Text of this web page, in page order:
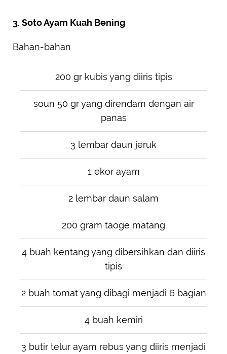
3. Soto Ayam Kuah Bening
Bahan-bahan
200 gr kubis yang diiris tipis
soun 50 gr yang direndam dengan air
panas
3 lembar daun jeruk
1 ekor ayam
2 lembar daun salam
200 gram taoge matang
4 buah kentang yang dibersihkan dan diiris
tipis
2 buah tomat yang dibagi menjadi 6 bagian
4 buah kemiri
3 butir telur ayam rebus yang diiris menjadi